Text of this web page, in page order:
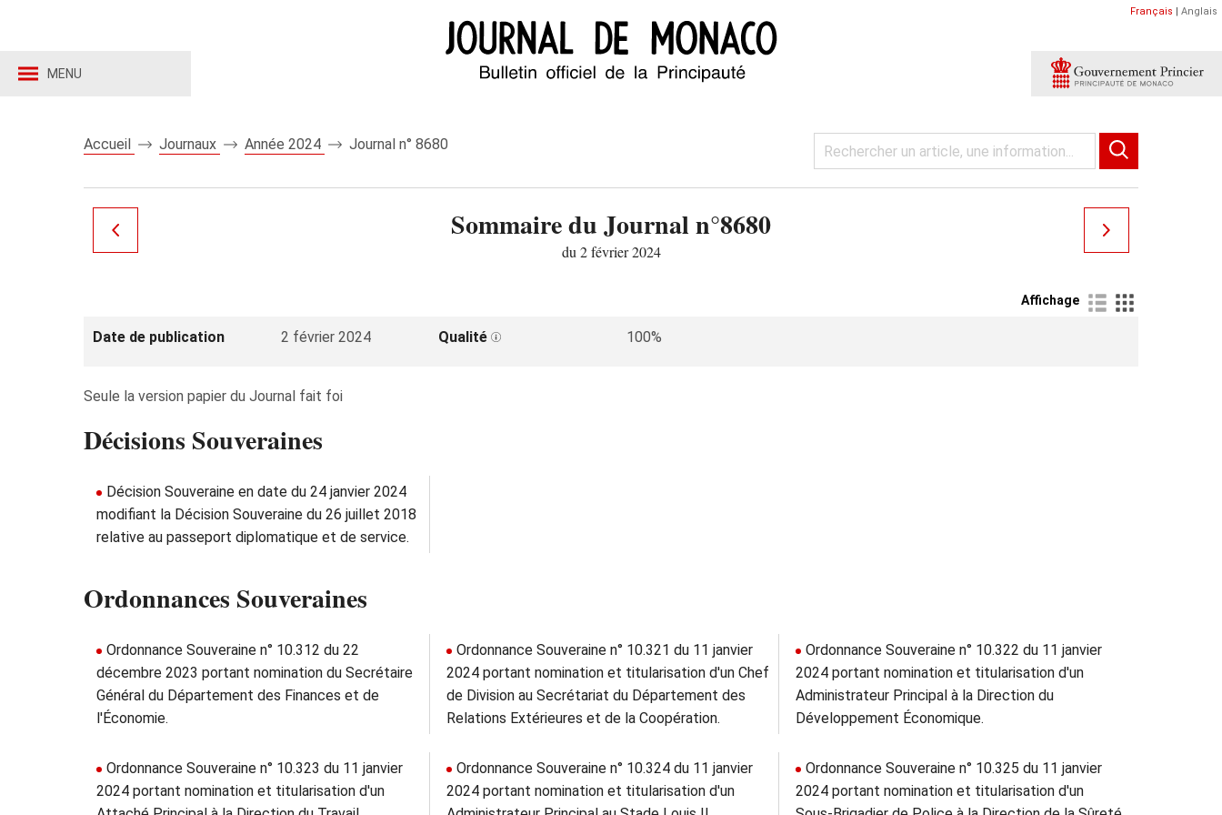
MENU
Français | Anglais
Accueil Journaux Année 2024 Journal n° 8680
Sommaire du Journal n°8680
du 2 février 2024
Affichage
Date de publication 2 février 2024 Qualité 100%
Seule la version papier du Journal fait foi
Décisions Souveraines
Décision Souveraine en date du 24 janvier 2024
modifiant la Décision Souveraine du 26 juillet 2018
relative au passeport diplomatique et de service.
Ordonnances Souveraines
Ordonnance Souveraine n° 10.312 du 22
décembre 2023 portant nomination du Secrétaire
Général du Département des Finances et de
l'Économie.
Ordonnance Souveraine n° 10.321 du 11 janvier
2024 portant nomination et titularisation d'un Chef
de Division au Secrétariat du Département des
Relations Extérieures et de la Coopération.
Ordonnance Souveraine n° 10.322 du 11 janvier
2024 portant nomination et titularisation d'un
Administrateur Principal à la Direction du
Développement Économique.
Ordonnance Souveraine n° 10.323 du 11 janvier
2024 portant nomination et titularisation d'un
Ordonnance Souveraine n° 10.324 du 11 janvier
2024 portant nomination et titularisation d'un
Ordonnance Souveraine n° 10.325 du 11 janvier
2024 portant nomination et titularisation d'un